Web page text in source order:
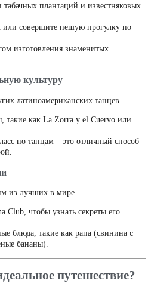
плантаций и известняковых
или совершите пешую прогулку по
изготовления знаменитых
культуру
латиноамериканских танцев.
такие как La Zorra y el Cuervo или
по танцам – это отличный способ
из лучших в мире.
Club, чтобы узнать секреты его
блюда, такие как рапа (свинина с
бананы).
путешествие?